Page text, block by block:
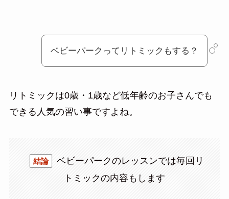
ベビーパークってリトミックもする？
リトミックは0歳・1歳など低年齢のお子さんでも
できる人気の習い事ですよね。
結論
ベビーパークのレッスンでは毎回リ
トミックの内容もします